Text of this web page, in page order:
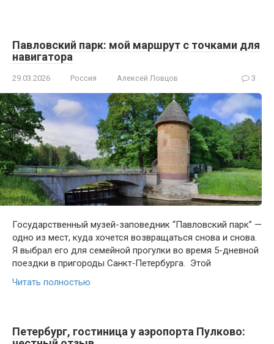
Павловский парк: мой маршрут с точками для
навигатора
29.03.2026 Россия Алексей Ловцов 3
Государственный музей-заповедник “Павловский парк” —
одно из мест, куда хочется возвращаться снова и снова.
Я выбрал его для семейной прогулки во время 5-дневной
поездки в пригороды Санкт‑Петербурга. Этой
Читать полностью
Петербург, гостиница у аэропорта Пулково: